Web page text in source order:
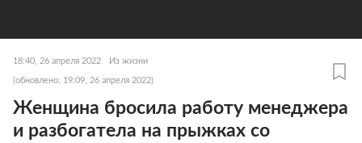
18:40, 26 апреля 2022 Из жизни
(обновлено: 19:09, 26 апреля 2022)
Женщина бросила работу менеджера
и разбогатела на прыжках со